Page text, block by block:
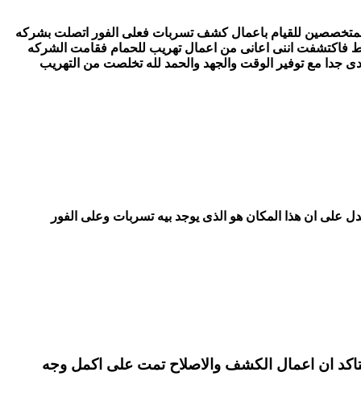
جدا وقررت ان استعن باحد المتخصصين للقيام باعمال كشف تسربات فعلى الفور اتصلت بشركه
فاكتشفت اننى اعانى من اعمال تهريب للحمام فقامت الشركه
جدا مع توفير الوقت والجهد والحمد لله تخلصت من التهريب
على ان هذا المكان هو الذى يوجد بيه تسربات وعلى الفور
ان اعمال الكشف والاصلاح تمت على اكمل وجه